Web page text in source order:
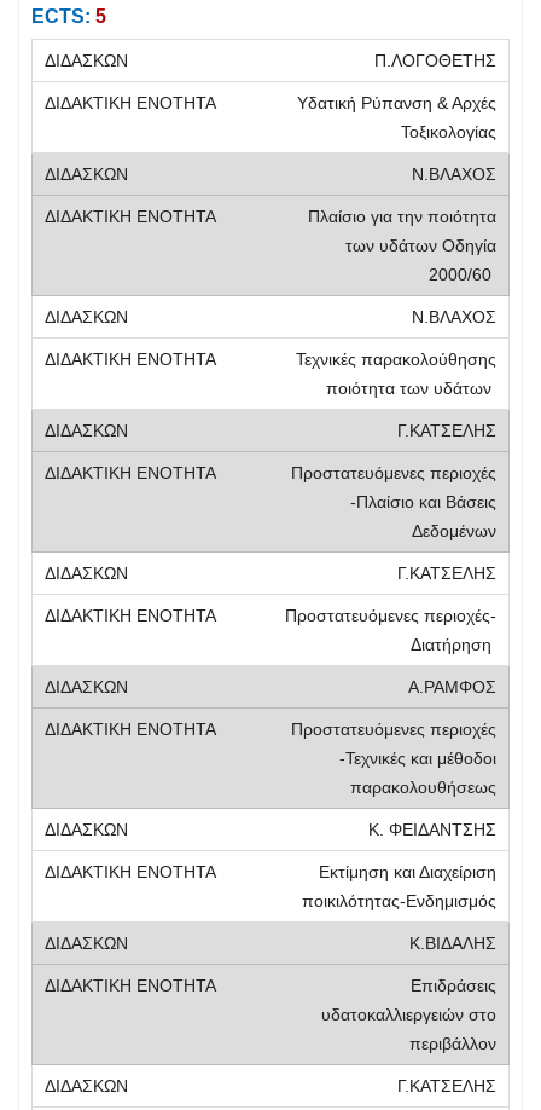
ECTS: 5
Π.ΛΟΓΟΘΕΤΗΣ
Υδατική Ρύπανση & Αρχές
Τοξικολογίας
Ν.ΒΛΑΧΟΣ
Πλαίσιο για την ποιότητα
των υδάτων Οδηγία
2000/60
Ν.ΒΛΑΧΟΣ
Τεχνικές παρακολούθησης
ποιότητα των υδάτων
Γ.ΚΑΤΣΕΛΗΣ
Προστατευόμενες περιοχές
-Πλαίσιο και Βάσεις
Δεδομένων
Γ.ΚΑΤΣΕΛΗΣ
Προστατευόμενες περιοχές-
Διατήρηση
Α.ΡΑΜΦΟΣ
Προστατευόμενες περιοχές
-Τεχνικές και μέθοδοι
παρακολουθήσεως
Κ. ΦΕΙΔΑΝΤΣΗΣ
Εκτίμηση και Διαχείριση
ποικιλότητας-Ενδημισμός
Κ.ΒΙΔΑΛΗΣ
Επιδράσεις
υδατοκαλλιεργειών στο
περιβάλλον
Γ.ΚΑΤΣΕΛΗΣ